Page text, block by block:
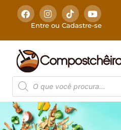
Entre ou Cadastre-se